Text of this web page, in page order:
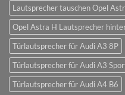
Lautsprecher tauschen Opel
Opel Astra H Lautsprecher
Türlautsprecher für Audi A3 8P
Türlautsprecher für Audi A3
Türlautsprecher für Audi A4 B6